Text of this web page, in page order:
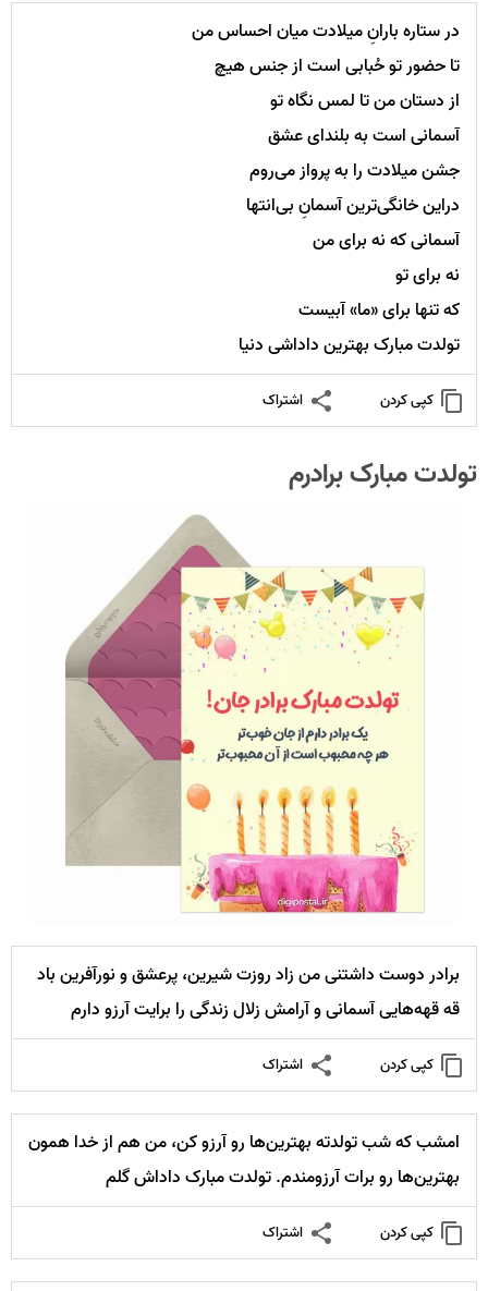
در ستاره بارانِ میلادت میان احساس من
تا حضور تو حُبابی است از جنس هیچ
از دستان من تا لمس نگاه تو
آسمانی است به بلندای عشق
جشن میلادت را به پرواز می‌روم
دراین خانگی‌ترین آسمانِ بی‌انتها
آسمانی که نه برای من
نه برای تو
که تنها برای «ما» آبیست
تولدت مبارک بهترین داداشی دنیا
کپی کردن اشتراک
تولدت مبارک برادرم
برادر دوست داشتنی من زاد روزت شیرین، پرعشق و نورآفرین باد
قه قهه‌هایی آسمانی و آرامش زلال زندگی را برایت آرزو دارم
کپی کردن اشتراک
امشب که شب تولدته بهترین‌ها رو آرزو کن، من هم از خدا همون
بهترین‌ها رو برات آرزومندم. تولدت مبارک داداش گلم
کپی کردن اشتراک